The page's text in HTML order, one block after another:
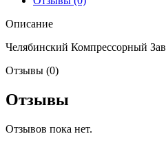
Описание
Челябинский Компрессорный
Отзывы (0)
Отзывы
Отзывов пока нет.